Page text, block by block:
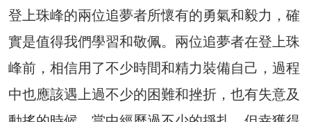
登上珠峰的兩位追夢者所懷有的勇氣和毅力，確
實是值得我們學習和敬佩。兩位追夢者在登上珠
峰前，相信用了不少時間和精力裝備自己，過程
中也應該遇上過不少的困難和挫折，也有失意及